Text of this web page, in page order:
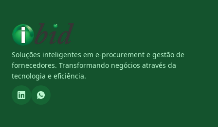
Soluções inteligentes em e-procurement e gestão de
fornecedores. Transformando negócios através da
tecnologia e eficiência.